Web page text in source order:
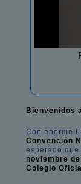
Bienvenidos
Con enorme
Convención
esperado
noviembre de
Colegio